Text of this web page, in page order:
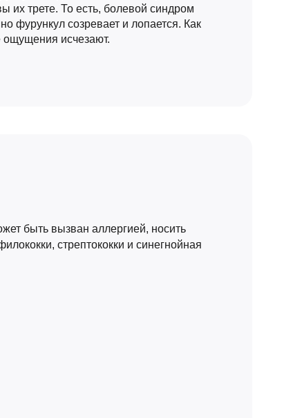
их трете. То есть, болевой синдром
фурункул созревает и лопается. Как
ощущения исчезают.
быть вызван аллергией, носить
стрептококки и синегнойная